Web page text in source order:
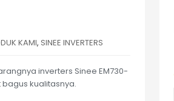
KAMI, SINEE INVERTERS
inverters Sinee EM730-
bagus kualitasnya.